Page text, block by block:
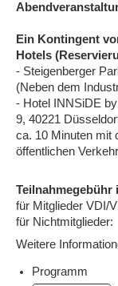
Ein Kontingent
Hotels
- Steigenberger
(Neben dem
- Hotel INNSiDE
9, 40221
ca. 10 Minuten mit
öffentlichen
für Mitglieder VDI/
für
Weitere
Programm